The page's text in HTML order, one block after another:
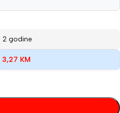
2 godine
3,27 KM